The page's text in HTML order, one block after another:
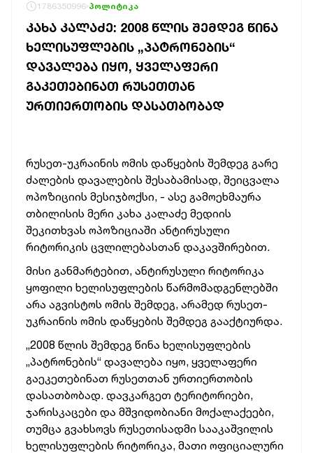
1786350996 პოლიტიკა
ᲙᲐᲮᲐ ᲙᲐᲚᲐᲫᲔ: 2008 ᲬᲚᲘᲡ ᲨᲔᲛᲓᲔᲒ ᲬᲘᲜᲐ
ᲮᲔᲚᲘᲡᲣᲤᲚᲔᲑᲘᲡ „ᲞᲐᲢᲠᲝᲜᲔᲑᲘᲡ“
ᲓᲐᲕᲐᲚᲔᲑᲐ ᲘᲧᲝ, ᲧᲕᲔᲚᲐᲤᲔᲠᲘ
ᲒᲐᲙᲔᲗᲔᲑᲘᲜᲐᲗ ᲠᲣᲡᲔᲗᲗᲐᲜ
ᲣᲠᲗᲘᲔᲠᲗᲝᲑᲘᲡ ᲓᲐᲡᲐᲗᲑᲝᲑᲐᲓ
რუსეთ-უკრაინის ომის დაწყების შემდეგ გარე
ძალების დავალების შესაბამისად, შეიცვალა
ოპოზიციის მესიჯბოქსი, - ასე გამოეხმაურა
თბილისის მერი კახა კალაძე მედიის
შეკითხვას ოპოზიციაში ანტირუსული
რიტორიკის ცვლილებასთან დაკავშირებით.
მისი განმარტებით, ანტირუსული რიტორიკა
ყოფილი ხელისუფლების წარმომადგენლებში
არა აგვისტოს ომის შემდეგ, არამედ რუსეთ-
უკრაინის ომის დაწყების შემდეგ გააქტიურდა.
„2008 წლის შემდეგ წინა ხელისუფლების
„პატრონების“ დავალება იყო, ყველაფერი
გაეკეთებინათ რუსეთთან ურთიერთობის
დასათბობად. დავკარგეთ ტერიტორიები,
ჯარისკაცები და მშვიდობიანი მოქალაქეები,
თუმცა გვახსოვს რუსეთისადმი სააკაშვილის
ხელისუფლების რიტორიკა, მათი ოფიციალური